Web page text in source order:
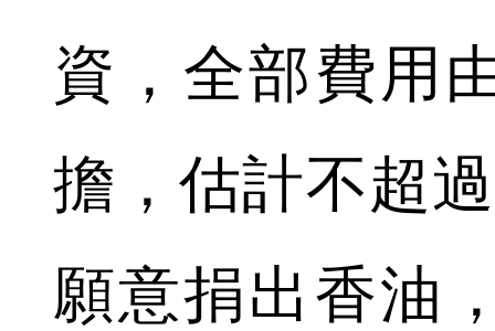
資，全部費用
擔，估計不超
願意捐出香油